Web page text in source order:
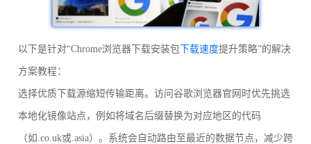
以下是针对“Chrome浏览器下载安装包下载速度提升策略”的解决
方案教程：
选择优质下载源缩短传输距离。访问谷歌浏览器官网时优先挑选
本地化镜像站点，例如将域名后缀替换为对应地区的代码
（如.co.uk或.asia）。系统会自动路由至最近的数据节点，减少跨